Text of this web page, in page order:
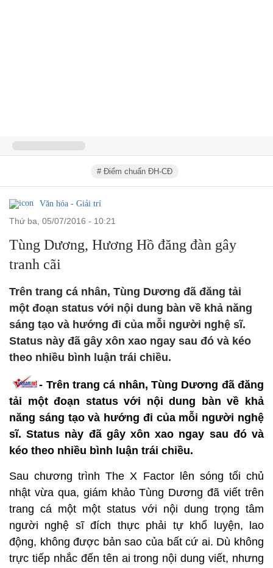
# Điểm chuẩn ĐH-CĐ
Văn hóa - Giải trí
thứ ba, 05/07/2016 - 10:21
Tùng Dương, Hương Hồ đăng đàn gây
tranh cãi
Trên trang cá nhân, Tùng Dương đã đăng tải
một đoạn status với nội dung bàn về khả năng
sáng tạo và hướng đi của mỗi người nghệ sĩ.
Status này đã gây xôn xao ngay sau đó và kéo
theo nhiều bình luận trái chiều.
- Trên trang cá nhân, Tùng Dương đã đăng
tải một đoạn status với nội dung bàn về khả
năng sáng tạo và hướng đi của mỗi người nghệ
sĩ. Status này đã gây xôn xao ngay sau đó và
kéo theo nhiều bình luận trái chiều.
Sau chương trình The X Factor lên sóng tối chủ
nhật vừa qua, giám khảo Tùng Dương đã viết trên
trang cá một một status với nội dung trọng tâm
người nghệ sĩ đích thực phải tự khổ luyện, lao
động, không được bản sao của bất cứ ai. Dù không
trực tiếp nhắc đến tên ai trong nội dung viết, nhưng